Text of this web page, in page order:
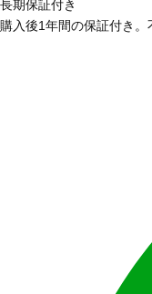
長期保証付き
購入後1年間の保証付き